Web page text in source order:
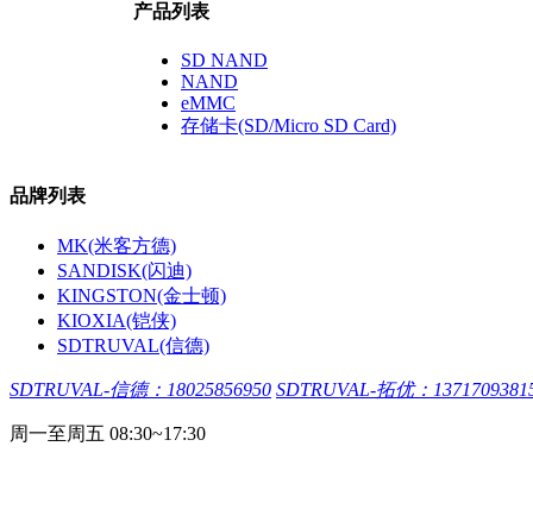
产品列表
SD NAND
NAND
eMMC
存储卡(SD/Micro SD Card)
品牌列表
MK(米客方德)
SANDISK(闪迪)
KINGSTON(金士顿)
KIOXIA(铠侠)
SDTRUVAL(信德)
SDTRUVAL-信德：18025856950 SDTRUVAL-拓优：
周一至周五 08:30~17:30